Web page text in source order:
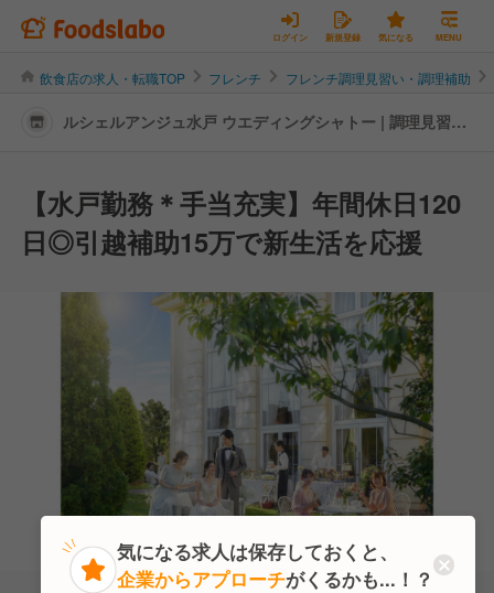
ログイン 新規登録 気になる MENU
飲食店の求人・転職TOP フレンチ フレンチ調理見習い・調理補助
ルシェルアンジュ水戸 ウエディングシャトー | 調理見習
【水戸勤務＊手当充実】年間休日120
日◎引越補助15万で新生活を応援
気になる求人は保存しておくと、
企業からアプローチがくるかも...！？